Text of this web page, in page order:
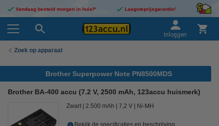
Vandaag besteld morgen in huis!* Laagsteprijsgarantie!
Inloggen
Zoek op apparaat
Brother Superpower Note PN8500MDS
Brother BA-400 accu (7.2 V, 2500 mAh, 123accu huismerk)
Zwart 2.500 mAh 7,2 V Ni-MH
Bekijk de specificaties en beschrijving